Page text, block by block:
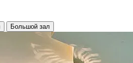
Большой зал